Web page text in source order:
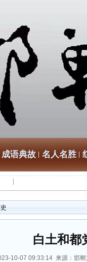
成语典故 名人名胜
白土和都
10-07 09:33:14 来源：邯